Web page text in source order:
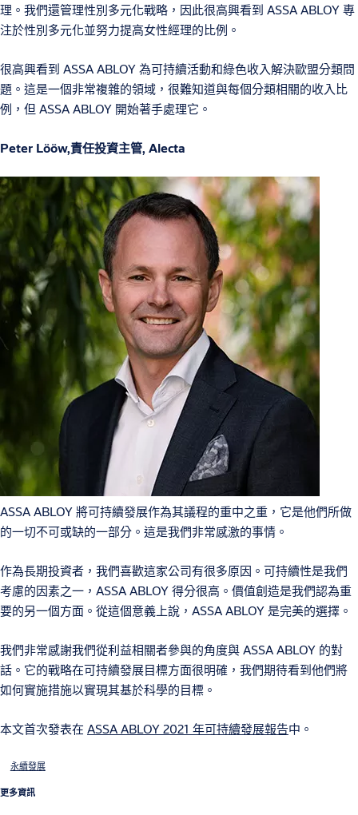
理。我們還管理性別多元化戰略，因此很高興看到 ASSA ABLOY 專
注於性別多元化並努力提高女性經理的比例。
很高興看到 ASSA ABLOY 為可持續活動和綠色收入解決歐盟分類問
題。這是一個非常複雜的領域，很難知道與每個分類相關的收入比
例，但 ASSA ABLOY 開始著手處理它。
Peter Lööw,責任投資主管, Alecta
ASSA ABLOY 將可持續發展作為其議程的重中之重，它是他們所做
的一切不可或缺的一部分。這是我們非常感激的事情。
作為長期投資者，我們喜歡這家公司有很多原因。可持續性是我們
考慮的因素之一，ASSA ABLOY 得分很高。價值創造是我們認為重
要的另一個方面。從這個意義上說，ASSA ABLOY 是完美的選擇。
我們非常感謝我們從利益相關者參與的角度與 ASSA ABLOY 的對
話。它的戰略在可持續發展目標方面很明確，我們期待看到他們將
如何實施措施以實現其基於科學的目標。
本文首次發表在 ASSA ABLOY 2021 年可持續發展報告中。
永續發展
更多資訊